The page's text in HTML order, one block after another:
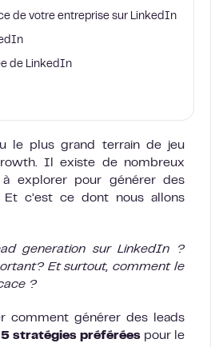
de votre entreprise sur LinkedIn
de LinkedIn
le plus grand terrain de jeu
Il existe de nombreux
explorer pour générer des
Et c’est ce dont nous allons
generation sur LinkedIn ?
Et surtout, comment le
?
comment générer des leads
5 stratégies préférées pour le